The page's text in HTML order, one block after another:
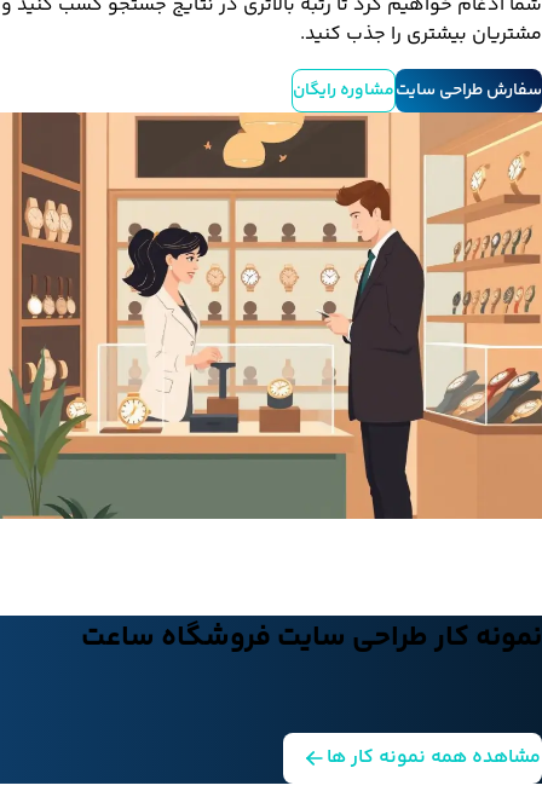
مشتریان بیشتری را جذب کنید.
سفارش طراحی سایتمشاوره رایگان
نمونه کار طراحی سایت فروشگاه ساعت
مشاهده همه نمونه کار ها